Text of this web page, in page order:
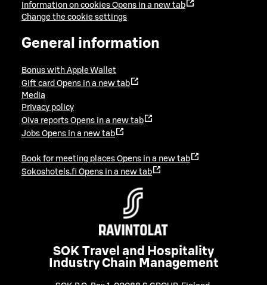
Information on cookies Opens in a new tab
Change the cookie settings
General information
Bonus with Apple Wallet
Gift card Opens in a new tab
Media
Privacy policy
Oiva reports Opens in a new tab
Jobs Opens in a new tab
Book for meeting places Opens in a new tab
Sokoshotels.fi Opens in a new tab
SOK Travel and Hospitality
Industry Chain Management